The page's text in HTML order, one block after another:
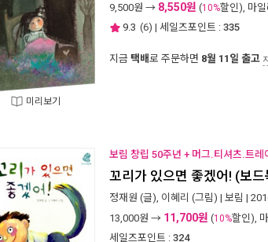
미리보기
9,500원 → 8,550원 (10%할인), 마일
9.3 (6) | 세일즈포인트 : 335
지금 택배로 주문하면 8월 11일 출고
보림 창립 50주년 + 머그.티셔츠.트
꼬리가 있으면 좋겠어! (보드
정재원 (글), 이혜리 (그림) | 보림 |
13,000원 → 11,700원 (10%할인),
세일즈포인트 : 324